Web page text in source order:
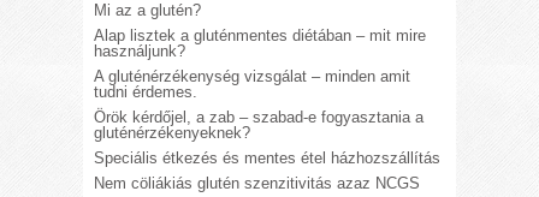
Mi az a glutén?
Alap lisztek a gluténmentes diétában – mit mire
használjunk?
A gluténérzékenység vizsgálat – minden amit
tudni érdemes.
Örök kérdőjel, a zab – szabad-e fogyasztania a
gluténérzékenyeknek?
Speciális étkezés és mentes étel házhozszállítás
Nem cöliákiás glutén szenzitivitás azaz NCGS